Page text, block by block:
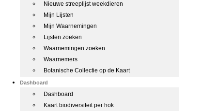
Nieuwe streeplijst weekdieren
Mijn Lijsten
Mijn Waarnemingen
Lijsten zoeken
Waarnemingen zoeken
Waarnemers
Botanische Collectie op de Kaart
Dashboard
Dashboard
Kaart biodiversiteit per hok